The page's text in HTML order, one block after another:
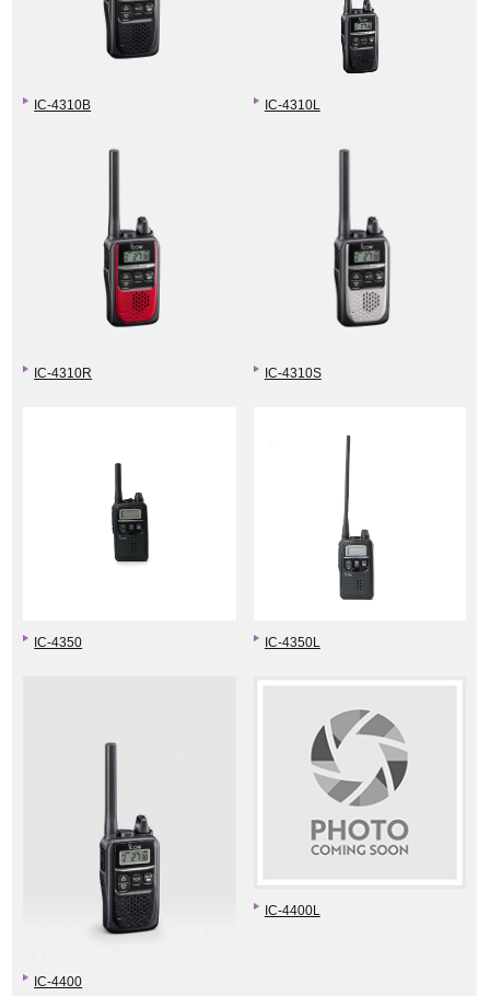
IC-4310B IC-4310L
IC-4310R IC-4310S
IC-4350 IC-4350L
IC-4400
IC-4400L